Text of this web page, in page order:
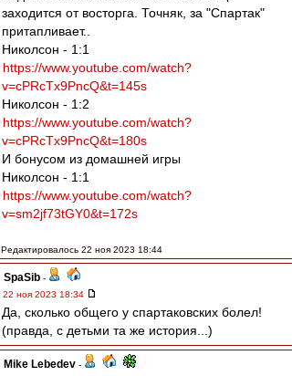
заходится от восторга. Точняк, за "Спартак"
притапливает..
Николсон - 1:1
https://www.youtube.com/watch?
v=cPRcTx9PncQ&t=145s
Николсон - 1:2
https://www.youtube.com/watch?
v=cPRcTx9PncQ&t=180s
И бонусом из домашней игры
Николсон - 1:1
https://www.youtube.com/watch?
v=sm2jf73tGY0&t=172s
Редактировалось 22 ноя 2023 18:44
SpaSib -
22 ноя 2023 18:34
Да, сколько общего у спартаковских болел!
(правда, с детьми та же история...)
Mike Lebedev -